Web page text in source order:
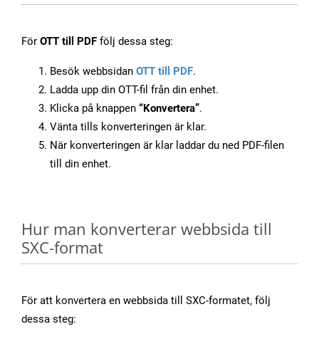
För OTT till PDF följ dessa steg:
Besök webbsidan OTT till PDF.
Ladda upp din OTT-fil från din enhet.
Klicka på knappen “Konvertera”.
Vänta tills konverteringen är klar.
När konverteringen är klar laddar du ned PDF-filen
till din enhet.
Hur man konverterar webbsida till
SXC-format
För att konvertera en webbsida till SXC-formatet, följ
dessa steg: